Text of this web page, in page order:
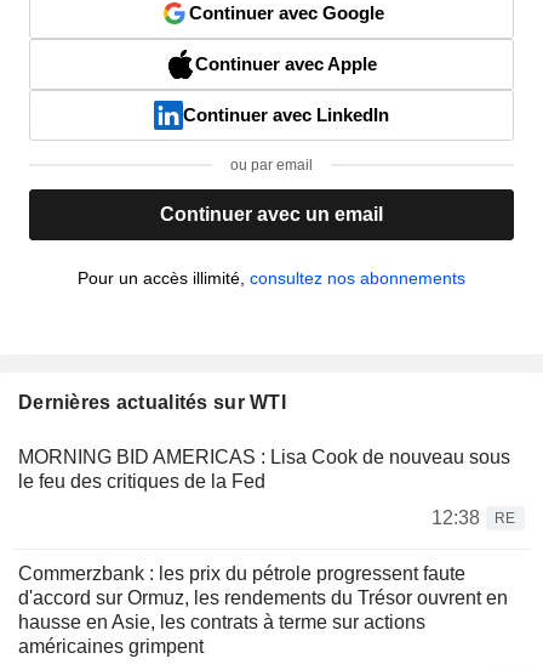
Continuer avec Google
Continuer avec Apple
Continuer avec LinkedIn
ou par email
Continuer avec un email
Pour un accès illimité, consultez nos abonnements
Dernières actualités sur WTI
MORNING BID AMERICAS : Lisa Cook de nouveau sous
le feu des critiques de la Fed
12:38
RE
Commerzbank : les prix du pétrole progressent faute
d'accord sur Ormuz, les rendements du Trésor ouvrent en
hausse en Asie, les contrats à terme sur actions
américaines grimpent